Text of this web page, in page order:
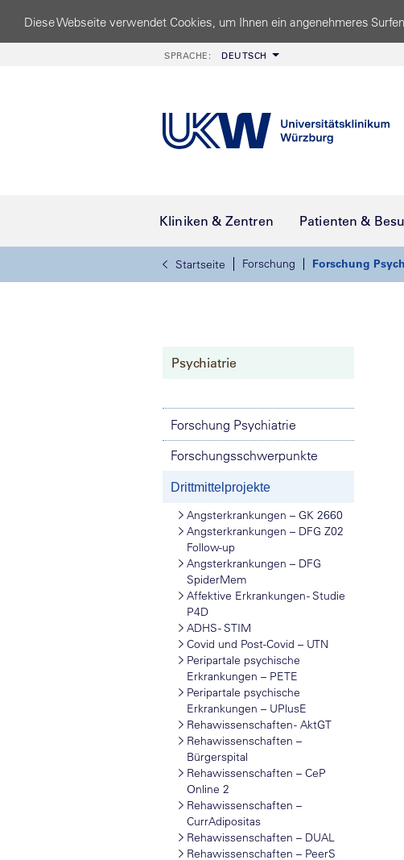
Diese Webseite verwendet Cookies, um Ihnen ein angenehmeres
SPRACHE: DEUTSCH
Kliniken & Zentren Patienten &
Startseite Forschung Forschung
Psychiatrie
Forschung Psychiatrie
Forschungsschwerpunkte
Drittmittelprojekte
Angsterkrankungen – GK 2660
Angsterkrankungen – DFG Z02
Follow-up
Angsterkrankungen – DFG
SpiderMem
Affektive Erkrankungen - Studie
P4D
ADHS - STIM
Covid und Post-Covid – UTN
Peripartale psychische
Erkrankungen – PETE
Peripartale psychische
Erkrankungen – UPlusE
Rehawissenschaften - AktGT
Rehawissenschaften –
Bürgerspital
Rehawissenschaften – CeP
Online 2
Rehawissenschaften –
CurrAdipositas
Rehawissenschaften – DUAL
Rehawissenschaften – PeerS